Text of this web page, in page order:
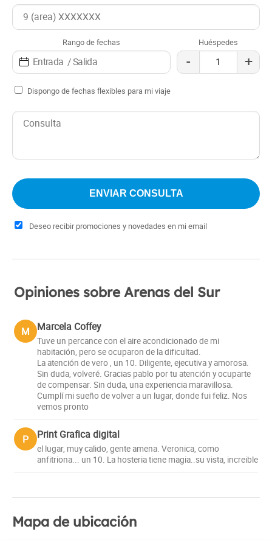
ballenas.
Rango de fechas Huéspedes
- +
Dispongo de fechas flexibles para mi viaje
Deseo recibir promociones y novedades en mi email
Opiniones sobre Arenas del Sur
M Marcela Coffey
Tuve un percance con el aire acondicionado de mi
habitación, pero se ocuparon de la dificultad.
La atención de vero , un 10. Diligente, ejecutiva y amorosa.
Sin duda, volveré. Gracias pablo por tu atención y ocuparte
de compensar. Sin duda, una experiencia maravillosa.
Cumplí mi sueño de volver a un lugar, donde fui feliz. Nos
vemos pronto
P Print Grafica digital
el lugar, muy calido, gente amena. Veronica, como
anfitriona... un 10. La hosteria tiene magia..su vista, increible
Mapa de ubicación